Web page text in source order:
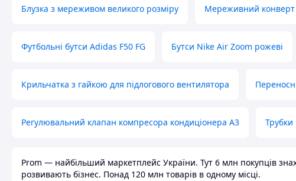
Блузка з мереживом великого розміру Мереживний конверт
Футбольні бутси Adidas F50 FG Бутси Nike Air Zoom рожеві
Крильчатка з гайкою для підлогового вентилятора
Регулювальний клапан компресора кондиціонера А3
Prom — найбільший маркетплейс України. Тут 6 млн покупців
розвивають бізнес. Понад 120 млн товарів в одному місці.